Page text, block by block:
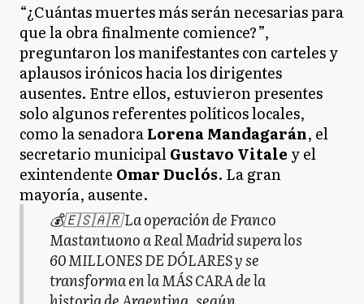
“¿Cuántas muertes más serán necesarias para
que la obra finalmente comience?”,
preguntaron los manifestantes con carteles y
aplausos irónicos hacia los dirigentes
ausentes. Entre ellos, estuvieron presentes
solo algunos referentes políticos locales,
como la senadoraLorena Mandagarán, el
secretario municipalGustavo Vitale y el
exintendente Omar Duclós. La gran
mayoría, ausente.
💰🇪🇸🇦🇷 La operación de Franco
Mastantuono a Real Madrid supera los
60 MILLONES DE DÓLARES y se
transforma en la MÁS CARA de la